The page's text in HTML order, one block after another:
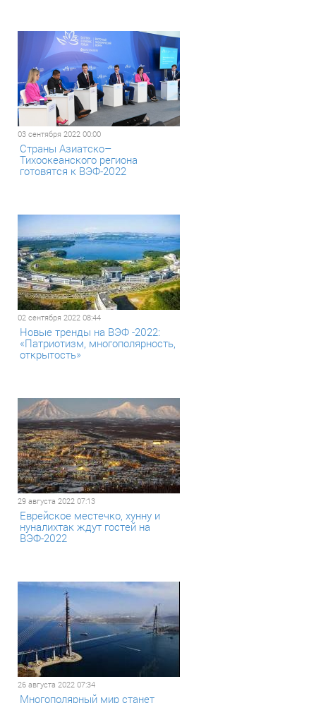
03 сентября 2022 00:00
Страны Азиатско–
Тихоокеанского региона
готовятся к ВЭФ-2022
02 сентября 2022 08:44
Новые тренды на ВЭФ -2022:
«Патриотизм, многополярность,
открытость»
29 августа 2022 07:13
Еврейское местечко, хунну и
нуналихтак ждут гостей на
ВЭФ-2022
26 августа 2022 07:34
Многополярный мир станет